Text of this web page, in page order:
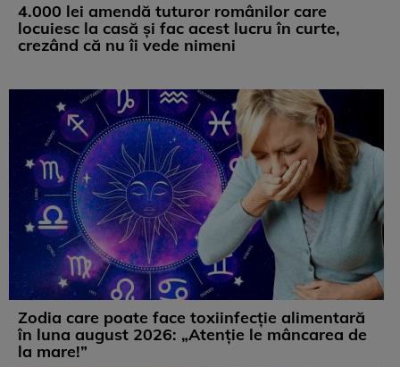
4.000 lei amendă tuturor românilor care
locuiesc la casă și fac acest lucru în curte,
crezând că nu îi vede nimeni
Zodia care poate face toxiinfecție alimentară
în luna august 2026: „Atenție le mâncarea de
la mare!”